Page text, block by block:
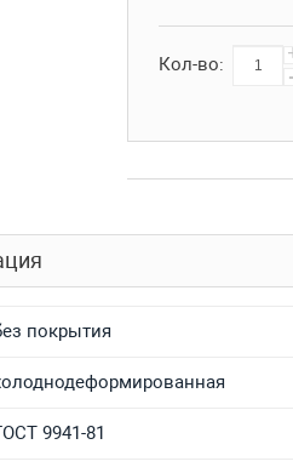
Кол-во:
покрытия
9941-81